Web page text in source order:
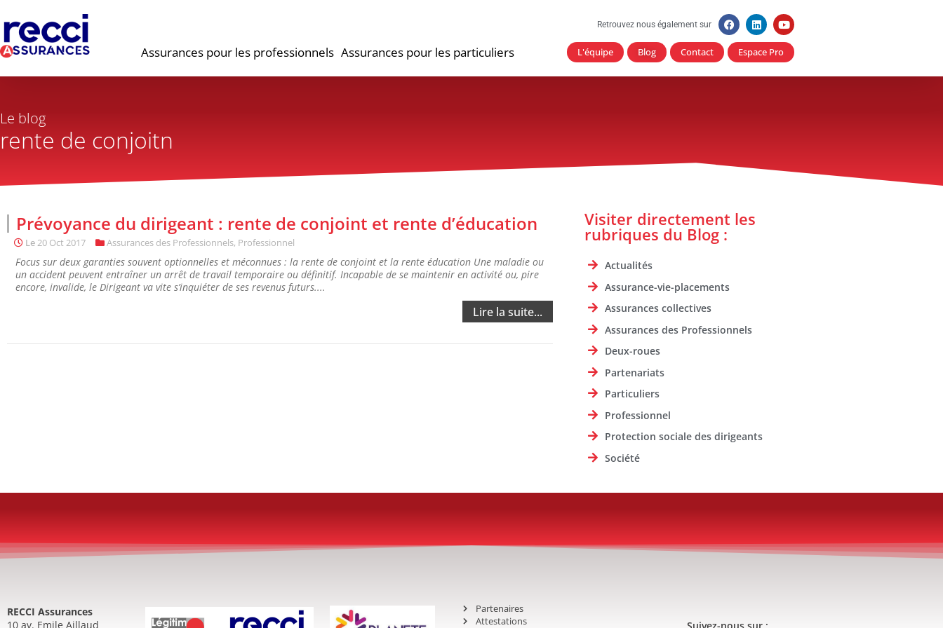
Assurances pour les professionnels Assurances pour les particuliers
Retrouvez nous également sur
L'équipe Blog Contact Espace Pro
Le blog
rente de conjoitn
Prévoyance du dirigeant : rente de conjoint et rente d’éducation
Le20 Oct 2017 Assurances des Professionnels, Professionnel
Focus sur deux garanties souvent optionnelles et méconnues : la rente de conjoint et la rente éducation Une maladie ou
un accident peuvent entraîner un arrêt de travail temporaire ou définitif. Incapable de se maintenir en activité ou, pire
encore, invalide, le Dirigeant va vite s’inquiéter de ses revenus futurs....
Lire la suite...
Visiter directement les
rubriques du Blog :
Actualités
Assurance-vie-placements
Assurances collectives
Assurances des Professionnels
Deux-roues
Partenariats
Particuliers
Professionnel
Protection sociale des dirigeants
Société
RECCI Assurances
10 av. Emile Aillaud
Partenaires
Attestations
Suivez-nous sur :